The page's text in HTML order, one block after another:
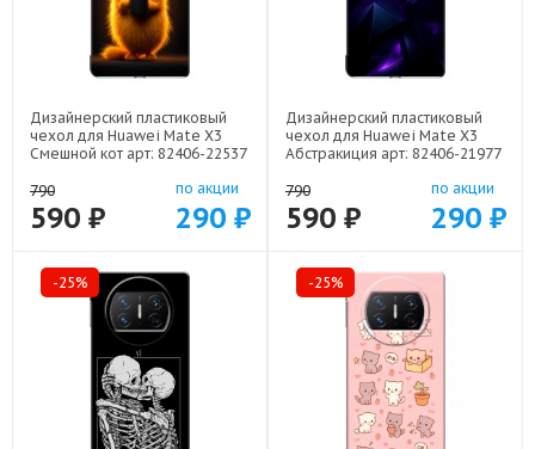
Дизайнерский пластиковый
чехол для Huawei Mate X3
Смешной кот арт: 82406-22537
790
590 ₽
по акции
290 ₽
Дизайнерский пластиковый
чехол для Huawei Mate X3
Абстракиция арт: 82406-21977
790
590 ₽
по акции
290 ₽
-25% -25%